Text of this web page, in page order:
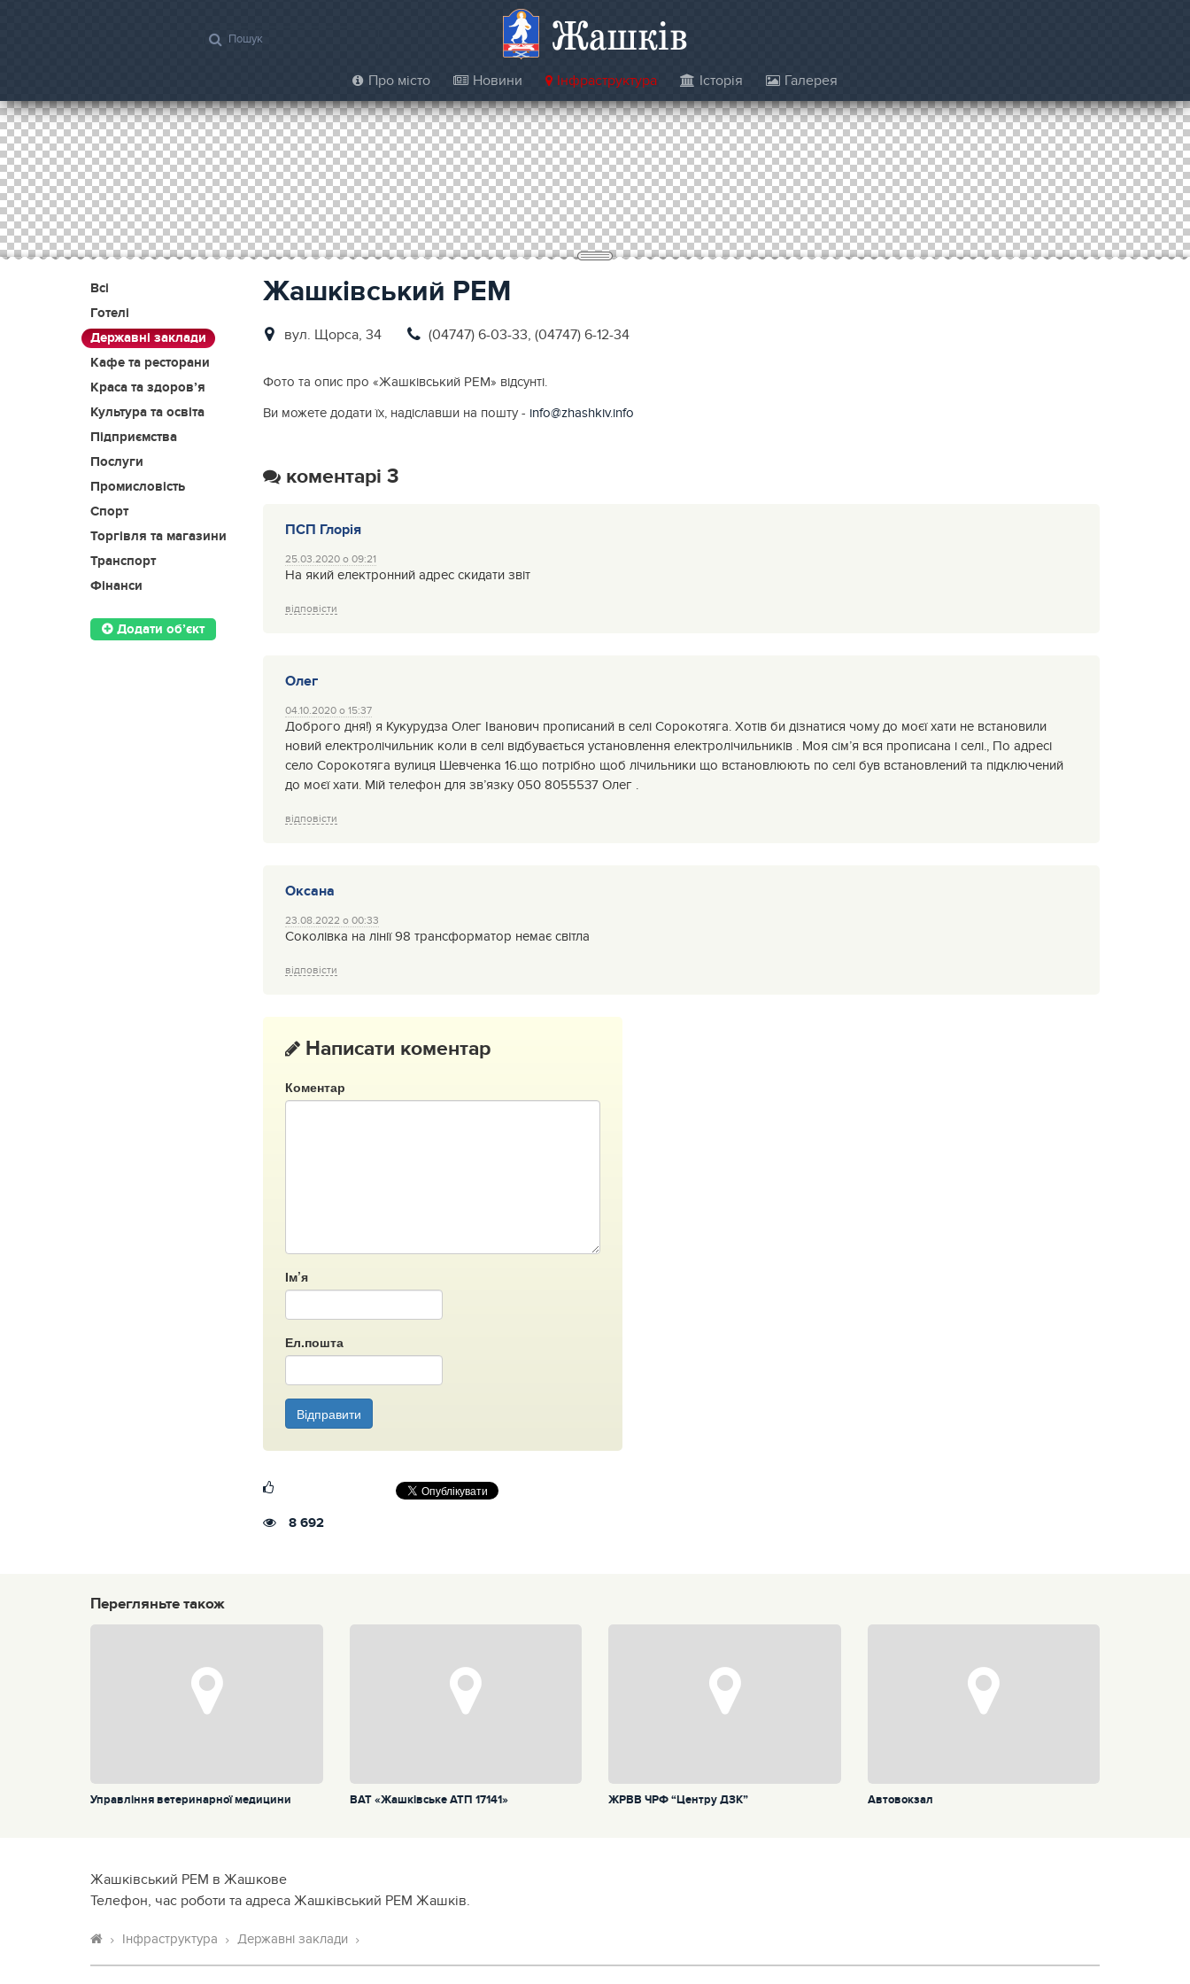
Жашків
Про місто Новини Інфраструктура Історія Галерея
Всі
Готелі
Державні заклади
Кафе та ресторани
Краса та здоров’я
Культура та освіта
Підприємства
Послуги
Промисловість
Спорт
Торгівля та магазини
Транспорт
Фінанси
Додати об’єкт
Жашківський РЕМ
вул. Щорса, 34 (04747) 6-03-33, (04747) 6-12-34
Фото та опис про «Жашківський РЕМ» відсунті.
Ви можете додати їх, надіславши на пошту - info@zhashkiv.info
коментарі 3
ПСП Глорія
25.03.2020 о 09:21
На який електронний адрес скидати звіт
відповісти
Олег
04.10.2020 о 15:37
Доброго дня!) я Кукурудза Олег Іванович прописаний в селі Сорокотяга. Хотів би дізнатися чому до моєї хати не встановили
новий електролічильник коли в селі відбувається установлення електролічильників . Моя сім’я вся прописана і селі., По адресі
село Сорокотяга вулиця Шевченка 16.що потрібно щоб лічильники що встановлюють по селі був встановлений та підключений
до моєї хати. Мій телефон для зв’язку 050 8055537 Олег .
відповісти
Оксана
23.08.2022 о 00:33
Соколівка на лінії 98 трансформатор немає світла
відповісти
Написати коментар
Коментар
Ім’я
Ел.пошта
Відправити
8 692
Перегляньте також
Управління ветеринарної медицини ВАТ «Жашківське АТП 17141» ЖРВВ ЧРФ “Центру ДЗК” Автовокзал
Жашківський РЕМ в Жашкове
Телефон, час роботи та адреса Жашківський РЕМ Жашків.
Інфраструктура Державні заклади